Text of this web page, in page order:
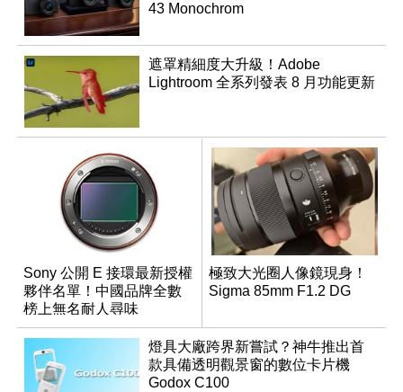
43 Monochrom
遮罩精細度大升級！Adobe
Lightroom 全系列發表 8 月功能更新
Sony 公開 E 接環最新授權
夥伴名單！中國品牌全數
榜上無名耐人尋味
極致大光圈人像鏡現身！
Sigma 85mm F1.2 DG
燈具大廠跨界新嘗試？神牛推出首
款具備透明觀景窗的數位卡片機
Godox C100